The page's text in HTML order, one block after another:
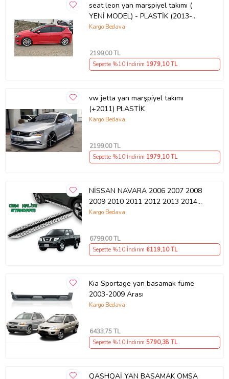
seat leon yan marşpiyel takımı (
YENİ MODEL) - PLASTİK (2013-
2020)
Kargo Bedava
2199,00 TL
Sepette %10 İndirim 1979,10 TL
vw jetta yan marşpiyel takımı
(+2011) PLASTİK
Kargo Bedava
2199,00 TL
Sepette %10 İndirim 1979,10 TL
NİSSAN NAVARA 2006 2007 2008
2009 2010 2011 2012 2013 2014
2015 Araca Özel Yan Basamak
Kargo Bedava
6799,00 TL
Sepette %10 İndirim 6119,10 TL
Kia Sportage yan basamak füme
2003-2009 Arası
Kargo Bedava
6433,75 TL
Sepette %10 İndirim 5790,38 TL
QASHQAİ YAN BASAMAK OMSA